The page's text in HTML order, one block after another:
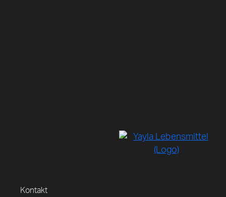
Kontakt